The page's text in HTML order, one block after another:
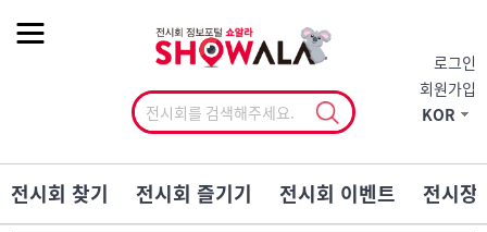
로그인
회원가입
KOR
전시회 찾기 전시회 즐기기 전시회 이벤트 전시장